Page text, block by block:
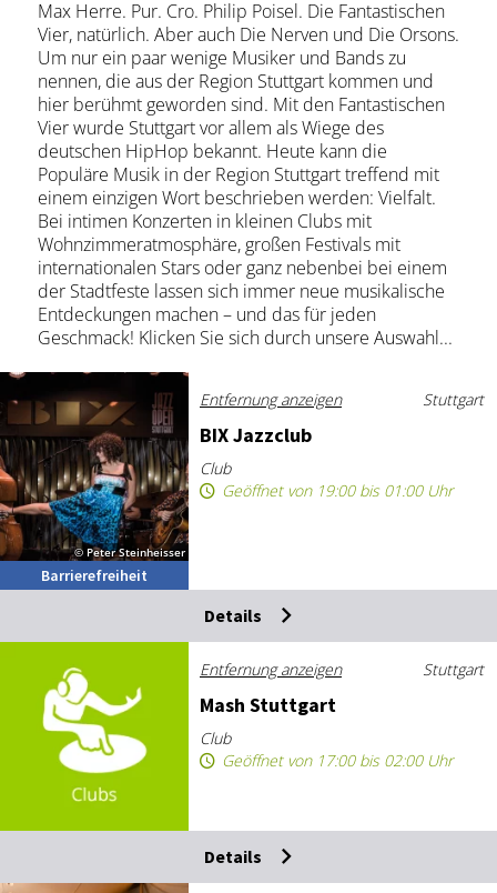
Max Herre. Pur. Cro. Philip Poisel. Die Fantastischen
Vier, natürlich. Aber auch Die Nerven und Die Orsons.
Um nur ein paar wenige Musiker und Bands zu
nennen, die aus der Region Stuttgart kommen und
hier berühmt geworden sind. Mit den Fantastischen
Vier wurde Stuttgart vor allem als Wiege des
deutschen HipHop bekannt. Heute kann die
Populäre Musik in der Region Stuttgart treffend mit
einem einzigen Wort beschrieben werden: Vielfalt.
Bei intimen Konzerten in kleinen Clubs mit
Wohnzimmeratmosphäre, großen Festivals mit
internationalen Stars oder ganz nebenbei bei einem
der Stadtfeste lassen sich immer neue musikalische
Entdeckungen machen – und das für jeden
Geschmack! Klicken Sie sich durch unsere Auswahl...
© Peter Steinheisser
Barrierefreiheit
Entfernung anzeigen Stuttgart
BIX Jazz­club
Club
Geöffnet von 19:00 bis 01:00 Uhr
Details
Entfernung anzeigen Stuttgart
Mash Stutt­gart
Club
Geöffnet von 17:00 bis 02:00 Uhr
Details